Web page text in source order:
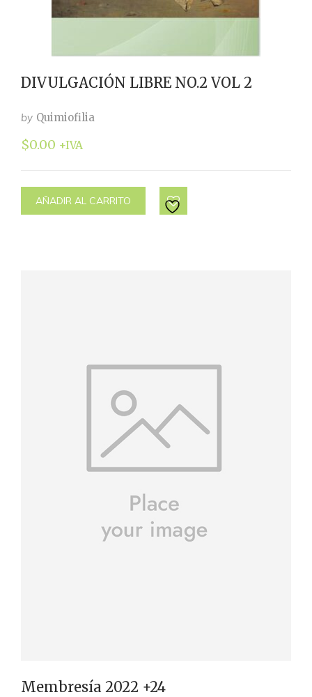
DIVULGACIÓN LIBRE NO.2 VOL 2
by Quimiofilia
$0.00 +IVA
AÑADIR AL CARRITO
Membresía 2022 +24